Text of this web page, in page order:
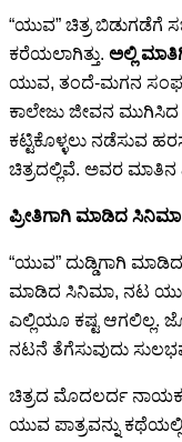
“ಯುವ” ಚಿತ್ರ ಬಿಡುಗಡೆಗೆ
ಕರೆಯಲಾಗಿತ್ತು. ಅಲ್ಲಿ
ಯುವ, ತಂದೆ-ಮಗನ
ಕಾಲೇಜು ಜೀವನ ಮುಗಿಸಿದ
ಕಟ್ಟಿಕೊಳ್ಳಲು ನಡೆಸುವ
ಚಿತ್ರದಲ್ಲಿವೆ. ಅವರ ಮಾತಿನ
ಪ್ರೀತಿಗಾಗಿ ಮಾಡಿದ ಸಿನಿಮಾ
“ಯುವ” ದುಡ್ಡಿಗಾಗಿ
ಮಾಡಿದ ಸಿನಿಮಾ, ನಟ
ಎಲ್ಲಿಯೂ ಕಷ್ಟ ಆಗಲಿಲ್ಲ.
ನಟನೆ ತೆಗೆಸುವುದು
ಚಿತ್ರದ ಮೊದಲರ್ದ ನಾಯಕ
ಯುವ ಪಾತ್ರವನ್ನು